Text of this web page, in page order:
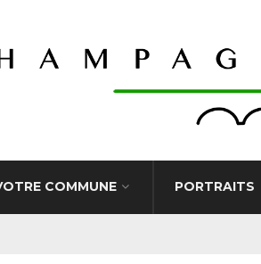
COMMUNE PORTRAITS